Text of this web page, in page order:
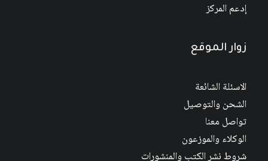
إدعم المركز
زوار الموقع
الاسئلة الشائعة
الشحن والتوصيل
تواصل معنا
الوكلاء والموزعون
شروط نشر الكتب والمنشورات